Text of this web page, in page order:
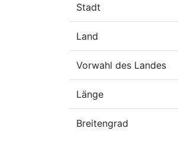
Stadt
Land
Vorwahl des Landes
Länge
Breitengrad